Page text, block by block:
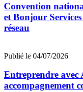
Convention
et Bonjour
réseau
Publié le 04/07/2026
Entreprendre avec
accompagnement